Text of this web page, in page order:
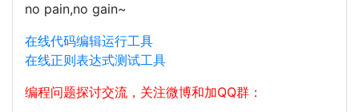
no pain,no gain~
在线代码编辑运行工具
在线正则表达式测试工具
编程问题探讨交流，关注微博和加QQ群：